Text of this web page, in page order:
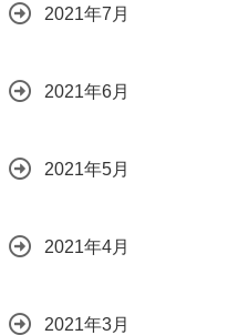
2021年7月
2021年6月
2021年5月
2021年4月
2021年3月